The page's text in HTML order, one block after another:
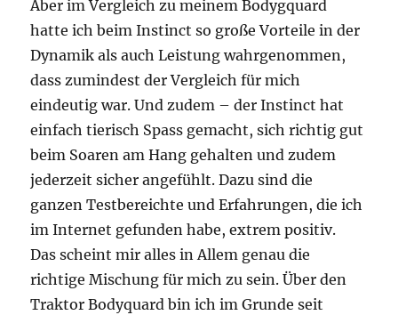
Aber im Vergleich zu meinem Bodygquard
hatte ich beim Instinct so große Vorteile in der
Dynamik als auch Leistung wahrgenommen,
dass zumindest der Vergleich für mich
eindeutig war. Und zudem – der Instinct hat
einfach tierisch Spass gemacht, sich richtig gut
beim Soaren am Hang gehalten und zudem
jederzeit sicher angefühlt. Dazu sind die
ganzen Testbereichte und Erfahrungen, die ich
im Internet gefunden habe, extrem positiv.
Das scheint mir alles in Allem genau die
richtige Mischung für mich zu sein. Über den
Traktor Bodyquard bin ich im Grunde seit